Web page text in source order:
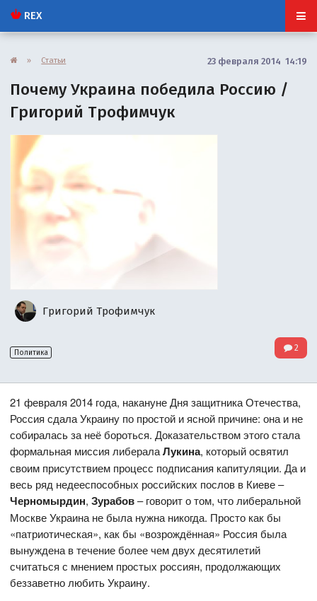
REX
» Статьи 23 февраля 2014 14:19
Почему Украина победила Россию /
Григорий Трофимчук
Григорий Трофимчук
Политика 2
21 февраля 2014 года, накануне Дня защитника Отечества,
Россия сдала Украину по простой и ясной причине: она и не
собиралась за неё бороться. Доказательством этого стала
формальная миссия либералаЛукина, который освятил
своим присутствием процесс подписания капитуляции. Да и
весь ряд недееспособных российских послов в Киеве –
Черномырдин,Зурабов– говорит о том, что либеральной
Москве Украина не была нужна никогда. Просто как бы
«патриотическая», как бы «возрождённая» Россия была
вынуждена в течение более чем двух десятилетий
считаться с мнением простых россиян, продолжающих
беззаветно любить Украину.